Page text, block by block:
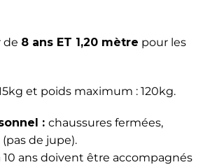
de 8 ans ET 1,20 mètre pour les
et poids maximum : 120kg.
: chaussures fermées,
de jupe).
10 ans doivent être accompagnés